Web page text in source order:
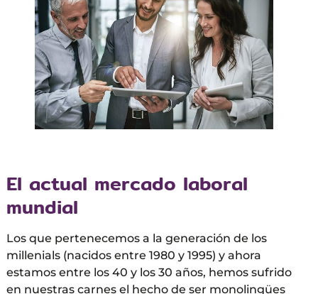
El actual mercado laboral
mundial
Los que pertenecemos a la generación de los
millenials (nacidos entre 1980 y 1995) y ahora
estamos entre los 40 y los 30 años, hemos sufrido
en nuestras carnes el hecho de ser monolingües